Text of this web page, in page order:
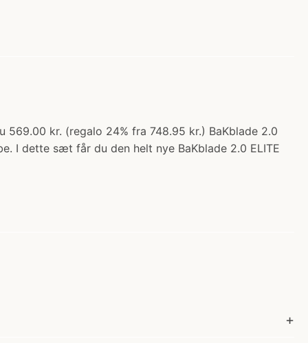
569.00 kr. (regalo 24% fra 748.95 kr.) BaKblade 2.0
I dette sæt får du den helt nye BaKblade 2.0 ELITE